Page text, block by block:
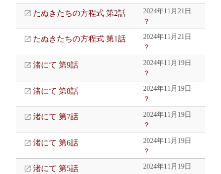
たぬきたちの方程式 第2話
2024年11月21日
？
たぬきたちの方程式 第1話
2024年11月21日
？
渚にて 第9話
2024年11月19日
？
渚にて 第8話
2024年11月19日
？
渚にて 第7話
2024年11月19日
？
渚にて 第6話
2024年11月19日
？
渚にて 第5話
2024年11月19日